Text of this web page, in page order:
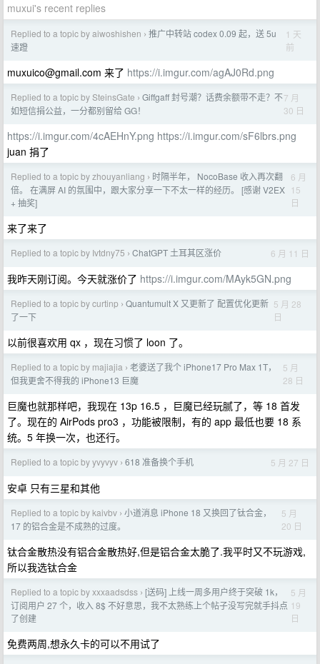
muxui's recent replies
Replied to a topic by aiwoshishen › 推广中转站 codex 0.09 起，送 5u
速蹬
1 天
前
muxuico@gmail.com 来了 https://i.imgur.com/agAJ0Rd.png
Replied to a topic by SteinsGate › Giffgaff 封号潮？话费余额带不走？不
如短信捐公益，一分都别留给 GG！
7 月
30 日
https://i.imgur.com/4cAEHnY.png https://i.imgur.com/sF6lbrs.png
juan 捐了
Replied to a topic by zhouyanliang › 时隔半年， NocoBase 收入再次翻
倍。 在满屏 AI 的氛围中，跟大家分享一下不太一样的经历。 [感谢 V2EX
+ 抽奖]
6 月
15
日
来了来了
Replied to a topic by Ivtdny75 › ChatGPT 土耳其区涨价 6 月 11 日
我昨天刚订阅。今天就涨价了 https://i.imgur.com/MAyk5GN.png
Replied to a topic by curtinp › Quantumult X 又更新了 配置优化更新
了一下
5 月 28
日
以前很喜欢用 qx ，现在习惯了 loon 了。
Replied to a topic by majiajia › 老婆送了我个 iPhone17 Pro Max 1T，
但我更舍不得我的 iPhone13 巨魔
5 月
28 日
巨魔也就那样吧，我现在 13p 16.5 ，巨魔已经玩腻了，等 18 首发
了。现在的 AirPods pro3 ，功能被限制，有的 app 最低也要 18 系
统。5 年换一次，也还行。
Replied to a topic by yvyvyv › 618 准备换个手机 5 月 27 日
安卓 只有三星和其他
Replied to a topic by kaivbv › 小道消息 iPhone 18 又换回了钛合金，
17 的铝合金是不成熟的过度。
5 月
20 日
钛合金散热没有铝合金散热好,但是铝合金太脆了.我平时又不玩游戏,
所以我选钛合金
Replied to a topic by xxxaadsdss › [送码] 上线一周多用户终于突破 1k，
订阅用户 27 个，收入 8$ 不好意思，我不太熟练上个帖子没写完就手抖点
了创建
5 月
19
日
免费两周,想永久卡的可以不用试了